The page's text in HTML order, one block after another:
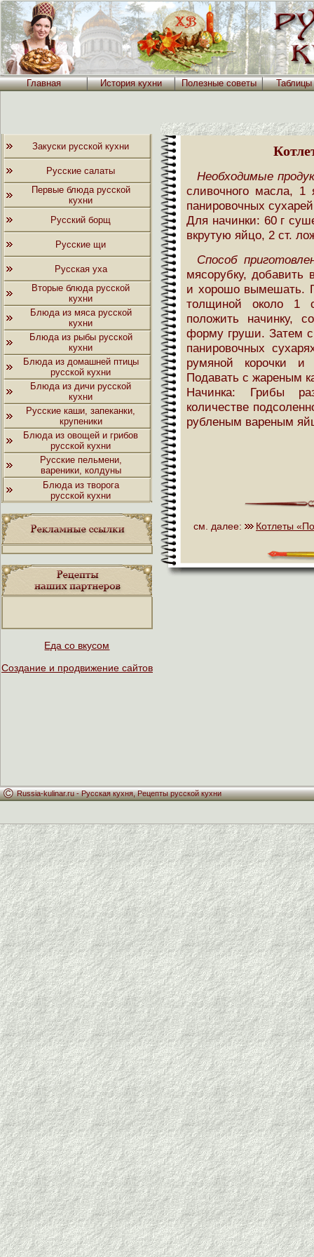
Главная История кухни Полезные советы
Закуски русской кухни
Русские салаты
Первые блюда русской
кухни
Русский борщ
Русские щи
Русская уха
Вторые блюда русской
кухни
Блюда из мяса русской
кухни
Блюда из рыбы русской
кухни
Блюда из домашней птицы
русской кухни
Блюда из дичи русской
кухни
Русские каши, запеканки,
крупеники
Блюда из овощей и грибов
русской кухни
Русские пельмени,
вареники, колдуны
Блюда из творога
русской кухни
Еда со вкусом
Создание и продвижение сайтов
Необходимые
сливочного масла,
панировочных
Для начинки: 60 г
вкрутую яйцо, 2 ст.
Способ
мясорубку,
и хорошо вымешать.
толщиной около 1
положить начинку,
форму груши. Затем
панировочных
румяной корочки и
Подавать с жареным
Начинка: Грибы
количестве
рубленым вареным
см. далее: Котлеты
Russia-kulinar.ru -Русская кухня,Рецепты русской кухни